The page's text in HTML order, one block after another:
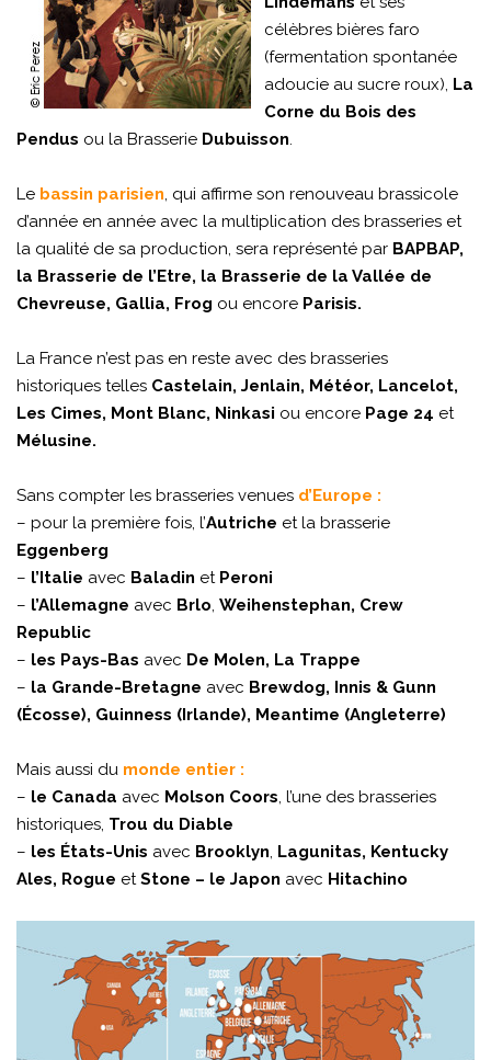
célèbres bières faro
(fermentation spontanée
adoucie au sucre roux), La
Corne du Bois des
Pendus ou la Brasserie Dubuisson.
Le bassin parisien, qui affirme son renouveau brassicole
d’année en année avec la multiplication des brasseries et
la qualité de sa production, sera représenté par BAPBAP,
la Brasserie de l’Etre, la Brasserie de la Vallée de
Chevreuse, Gallia, Frog ou encore Parisis.
La France n’est pas en reste avec des brasseries
historiques telles Castelain, Jenlain, Météor, Lancelot,
Les Cimes, Mont Blanc, Ninkasi ou encore Page 24 et
Mélusine.
Sans compter les brasseries venues d’Europe :
– pour la première fois, l’Autriche et la brasserie
Eggenberg
– l’Italie avec Baladin etPeroni
– l’Allemagne avec Brlo, Weihenstephan, Crew
Republic
– les Pays-Bas avec De Molen, La Trappe
– la Grande-Bretagne avec Brewdog, Innis & Gunn
(Écosse), Guinness (Irlande), Meantime (Angleterre)
Mais aussi du monde entier :
– le Canada avec Molson Coors, l’une des brasseries
historiques, Trou du Diable
– les États-Unis avec Brooklyn, Lagunitas, Kentucky
Ales, Rogue etStone – le Japon avec Hitachino